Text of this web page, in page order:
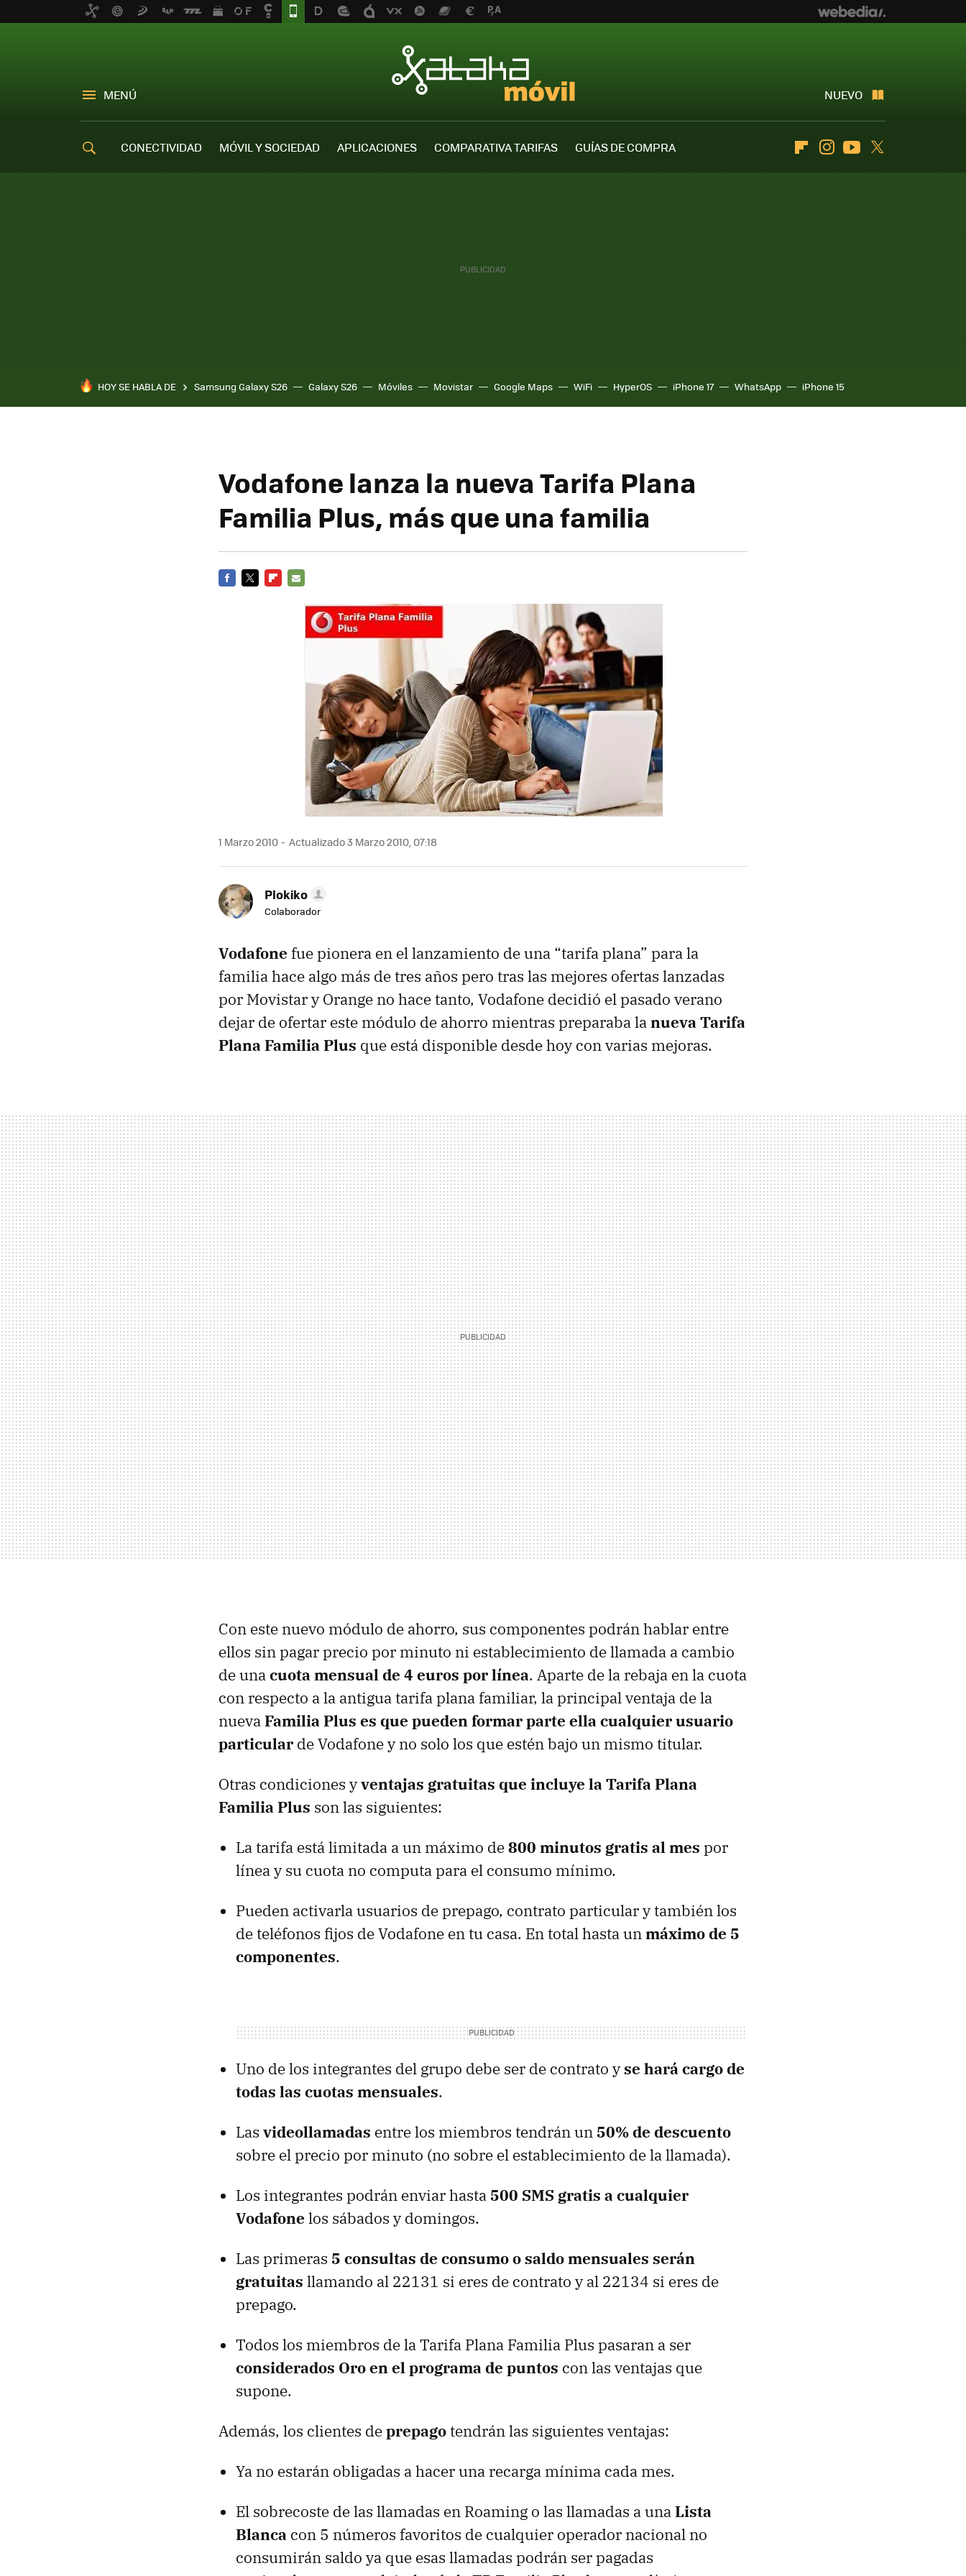
MENÚ NUEVO
CONECTIVIDAD MÓVIL Y SOCIEDAD APLICACIONES COMPARATIVA TARIFAS
GUÍAS DE COMPRA
FlipboardInstagramYoutube
HOY SE HABLA DE Samsung Galaxy S26 Galaxy S26 Móviles Movistar Google Maps WiFi HyperOS iPhone 17 WhatsApp iPhone 15
Vodafone lanza la nueva Tarifa Plana
Familia Plus, más que una familia
MAIL
1 Marzo 2010 Actualizado 3 Marzo 2010, 07:18
Plokiko
Colaborador
Vodafone fue pionera en el lanzamiento de una “tarifa plana” para la
familia hace algo más de tres años pero tras las mejores ofertas lanzadas
por Movistar y Orange no hace tanto, Vodafone decidió el pasado verano
dejar de ofertar este módulo de ahorro mientras preparaba lanueva Tarifa
Plana Familia Plus que está disponible desde hoy con varias mejoras.
Con este nuevo módulo de ahorro, sus componentes podrán hablar entre
ellos sin pagar precio por minuto ni establecimiento de llamada a cambio
de unacuota mensual de 4 euros por línea. Aparte de la rebaja en la cuota
con respecto a la antigua tarifa plana familiar, la principal ventaja de la
nuevaFamilia Plus es que pueden formar parte ella cualquier usuario
particular de Vodafone y no solo los que estén bajo un mismo titular.
Otras condiciones yventajas gratuitas que incluye la Tarifa Plana
Familia Plus son las siguientes:
La tarifa está limitada a un máximo de800 minutos gratis al mes por
línea y su cuota no computa para el consumo mínimo.
Pueden activarla usuarios de prepago, contrato particular y también los
de teléfonos fijos de Vodafone en tu casa. En total hasta unmáximo de 5
componentes.
Uno de los integrantes del grupo debe ser de contrato yse hará cargo de
todas las cuotas mensuales.
Las videollamadas entre los miembros tendrán un 50% de descuento
sobre el precio por minuto (no sobre el establecimiento de la llamada).
Los integrantes podrán enviar hasta 500 SMS gratis a cualquier
Vodafone los sábados y domingos.
Las primeras 5 consultas de consumo o saldo mensuales serán
gratuitas llamando al 22131 si eres de contrato y al 22134 si eres de
prepago.
Todos los miembros de la Tarifa Plana Familia Plus pasaran a ser
considerados Oro en el programa de puntos con las ventajas que
supone.
Además, los clientes deprepago tendrán las siguientes ventajas:
Ya no estarán obligadas a hacer una recarga mínima cada mes.
El sobrecoste de las llamadas en Roaming o las llamadas a unaLista
Blanca con 5 números favoritos de cualquier operador nacional no
consumirán saldo ya que esas llamadas podrán ser pagadas